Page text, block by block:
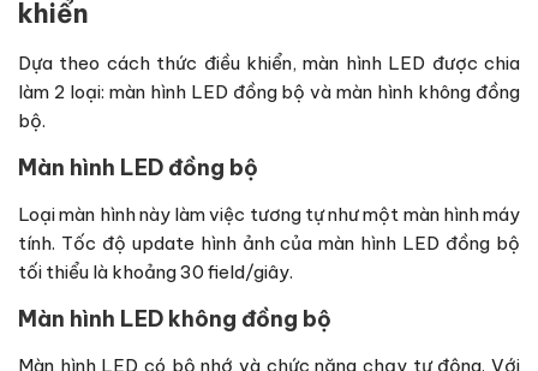
khiển
Dựa theo cách thức điều khiển, màn hình LED được chia
làm 2 loại: màn hình LED đồng bộ và màn hình không đồng
bộ.
Màn hình LED đồng bộ
Loại màn hình này làm việc tương tự như một màn hình máy
tính. Tốc độ update hình ảnh của màn hình LED đồng bộ
tối thiểu là khoảng 30 field/giây.
Màn hình LED không đồng bộ
Màn hình LED có bộ nhớ và chức năng chạy tự động. Với